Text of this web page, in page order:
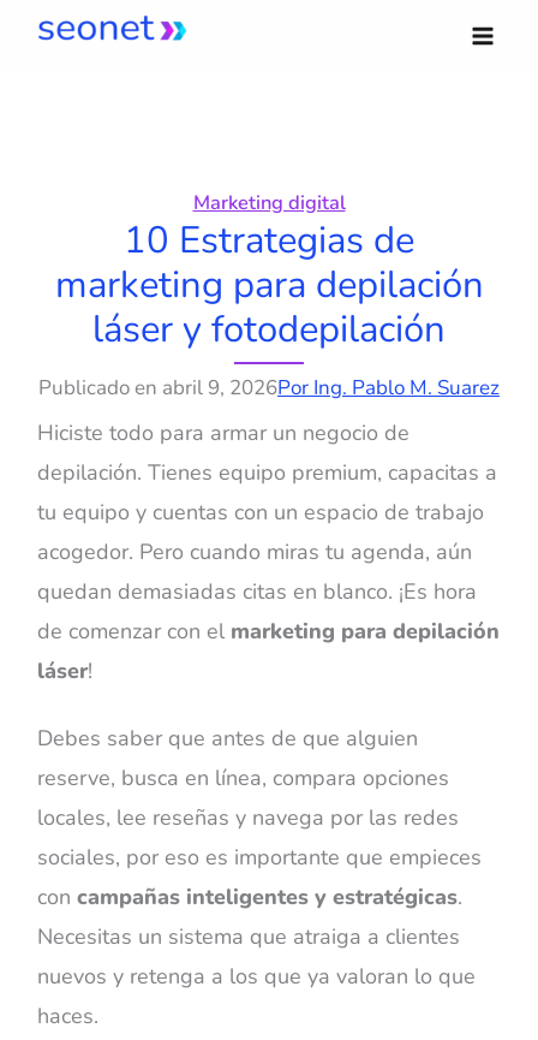
Marketing digital
10 Estrategias de
marketing para depilación
láser y fotodepilación
Publicado en abril 9, 2026Por Ing. Pablo M. Suarez
Hiciste todo para armar un negocio de
depilación. Tienes equipo premium, capacitas a
tu equipo y cuentas con un espacio de trabajo
acogedor. Pero cuando miras tu agenda, aún
quedan demasiadas citas en blanco. ¡Es hora
de comenzar con el marketing para depilación
láser!
Debes saber que antes de que alguien
reserve, busca en línea, compara opciones
locales, lee reseñas y navega por las redes
sociales, por eso es importante que empieces
con campañas inteligentes y estratégicas.
Necesitas un sistema que atraiga a clientes
nuevos y retenga a los que ya valoran lo que
haces.